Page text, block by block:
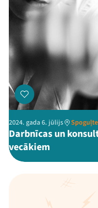
2024. gada 6. jūlijs
Darbnīcas un
vecākiem